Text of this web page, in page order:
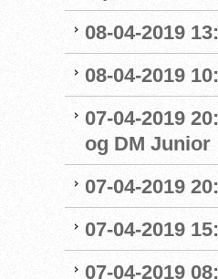
08-04-2019
08-04-2019
07-04-2019
og DM Junior
07-04-2019
07-04-2019
07-04-2019